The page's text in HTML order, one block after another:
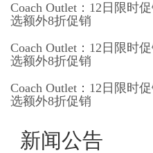
Coach Outlet：12日限时
选额外8折促销
Coach Outlet：12日限时
选额外8折促销
Coach Outlet：12日限时
选额外8折促销
新闻公告